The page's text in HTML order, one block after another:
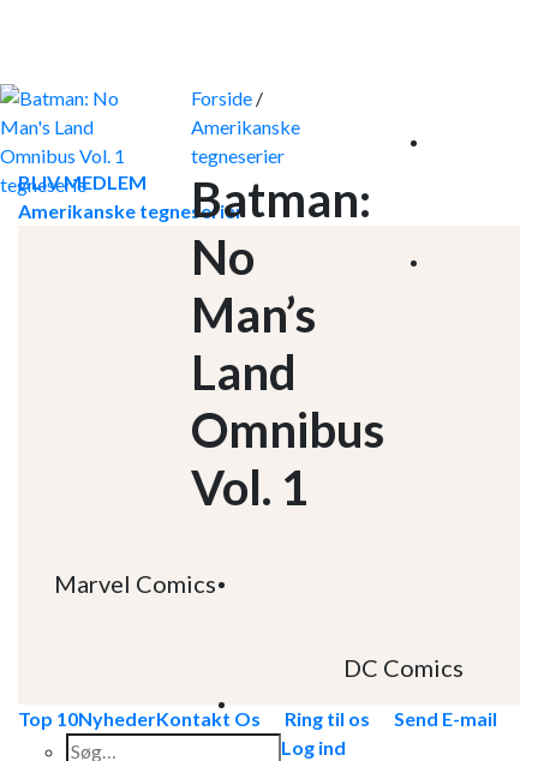
BLIV MEDLEM
Amerikanske tegneserier
Marvel Comics
DC Comics
Top 10NyhederKontakt Os Ring til os
Send E-mail
Søg
Log ind
Forside /
Amerikanske
tegneserier
Batman:
No
Man’s
Land
Omnibus
Vol. 1